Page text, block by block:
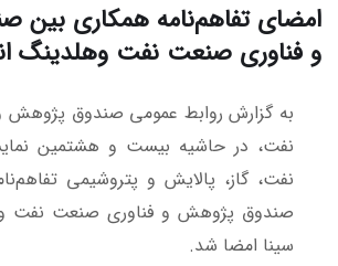
امضای تفاهم‌نامه همکاری بین
و فناوری صنعت نفت وهلدینگ
به گزارش روابط عمومی صندوق پژوهش
نفت، در حاشیه بیست و هشتمین
نفت، گاز، پالایش و پتروشیمی
صندوق پژوهش و فناوری صنعت نفت و
سینا امضا شد.